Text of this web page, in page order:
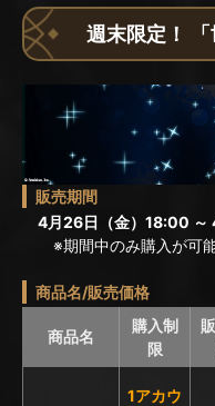
週末限定！ 「
販売期間
4月26日（金）18:00
※期間中のみ購入が可能
商品名/販売価格
商品名
購入制
限
1アカウ